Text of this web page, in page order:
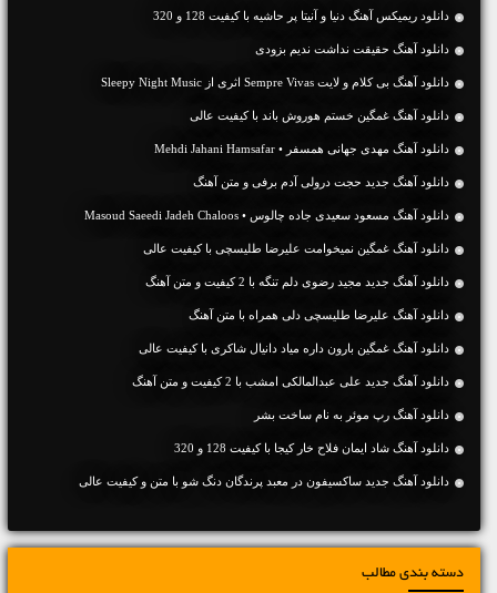
دانلود ریمیکس آهنگ دنیا و آنیتا پر حاشیه با کیفیت 128 و 320
دانلود آهنگ حقیقت نداشت ندیم بزودی
دانلود آهنگ بی کلام و لایت Sempre Vivas اثری از Sleepy Night Music
دانلود آهنگ غمگین خستم هوروش باند با کیفیت عالی
دانلود آهنگ مهدی جهانی همسفر • Mehdi Jahani Hamsafar
دانلود آهنگ جديد حجت درولی آدم برفی و متن آهنگ
دانلود آهنگ مسعود سعیدی جاده چالوس • Masoud Saeedi Jadeh Chaloos
دانلود آهنگ غمگین نمیخوامت علیرضا طلیسچی با کیفیت عالی
دانلود آهنگ جديد مجید رضوی دلم تنگه با 2 کیفیت و متن آهنگ
دانلود آهنگ علیرضا طلیسچی دلی همراه با متن آهنگ
دانلود آهنگ غمگین بارون داره میاد دانیال شاکری با کیفیت عالی
دانلود آهنگ جديد علی عبدالمالکی امشب با 2 کیفیت و متن آهنگ
دانلود آهنگ رپ موئر به نام ساخت بشر
دانلود آهنگ شاد ایمان فلاح خار کیجا با کیفیت 128 و 320
دانلود آهنگ جديد ساکسیفون در معبد پرندگان دنگ شو با متن و کیفیت عالی
دسته بندی مطالب